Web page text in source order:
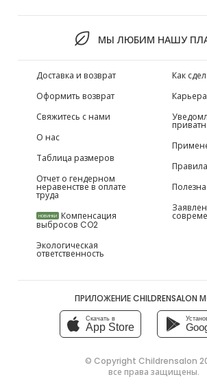
МЫ ЛЮБИМ НАШУ
Доставка и возврат
Оформить возврат
Свяжитесь с нами
О нас
Таблица размеров
Отчет о гендерном
неравенстве в оплате
труда
НОВИНКИ Компенсация
выбросов CO2
Экологическая
ответственность
Как
Карьера
Правила
ПРИЛОЖЕНИЕ CHILDRENSALON
Скачать в
App Store
© Copyright Childrensalon
все права защищены.